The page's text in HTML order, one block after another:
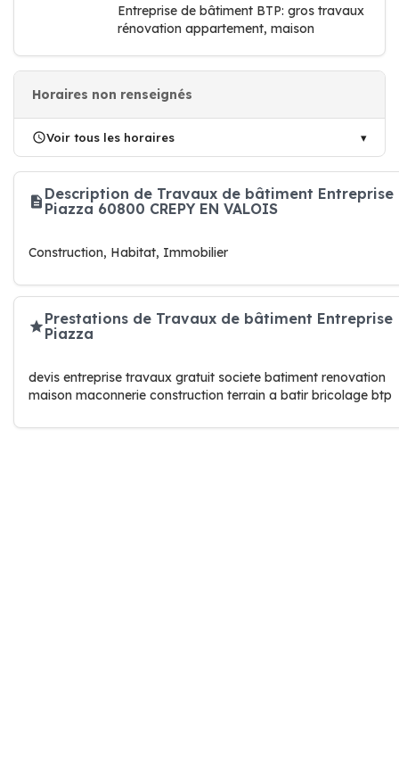
Entreprise de bâtiment BTP: gros travaux
rénovation appartement, maison
Horaires non renseignés
Voir tous les horaires
Description de Travaux de bâtiment Entreprise
Piazza 60800 CREPY EN VALOIS
Construction, Habitat, Immobilier
Prestations de Travaux de bâtiment Entreprise
Piazza
devis entreprise travaux gratuit societe batiment renovation
maison maconnerie construction terrain a batir bricolage btp